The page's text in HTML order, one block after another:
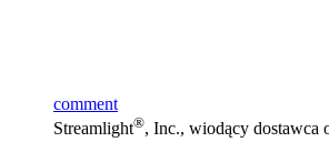
comment
Streamlight®, Inc., wiodący dostawca